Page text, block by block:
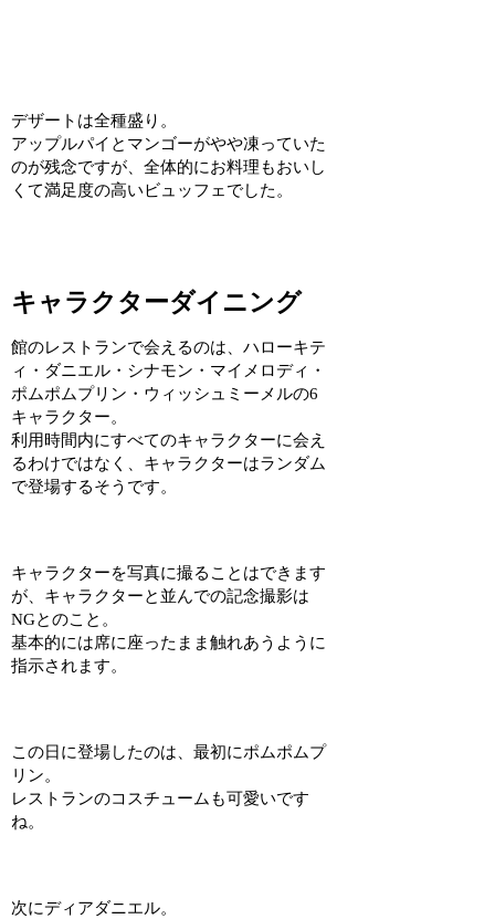
デザートは全種盛り。
アップルパイとマンゴーがやや凍っていた
のが残念ですが、全体的にお料理もおいし
くて満足度の高いビュッフェでした。
キャラクターダイニング
館のレストランで会えるのは、ハローキテ
ィ・ダニエル・シナモン・マイメロディ・
ポムポムプリン・ウィッシュミーメルの6
キャラクター。
利用時間内にすべてのキャラクターに会え
るわけではなく、キャラクターはランダム
で登場するそうです。
キャラクターを写真に撮ることはできます
が、キャラクターと並んでの記念撮影は
NGとのこと。
基本的には席に座ったまま触れあうように
指示されます。
この日に登場したのは、最初にポムポムプ
リン。
レストランのコスチュームも可愛いです
ね。
次にディアダニエル。